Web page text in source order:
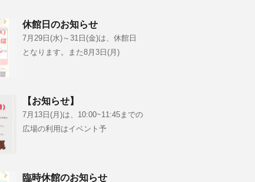
休館日のお知らせ
7月29日(水)～31日(金)は、休館日
となります。また8月3日(月)
【お知らせ】
7月13日(月)は、10:00~11:45までの
広場の利用はイベント予
臨時休館のお知らせ